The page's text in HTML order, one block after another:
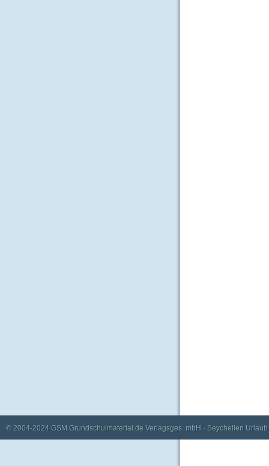
© 2004-2024 GSM Grundschulmaterial.de Verlagsges. mbH · Seychellen Urlaub